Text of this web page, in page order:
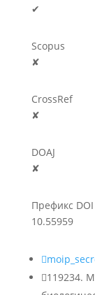
✔
Scopus
✘
CrossRef
✘
DOAJ
✘
Префикс DOI
10.55959

119234.